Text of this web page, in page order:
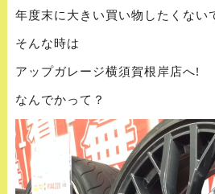
年度末に大きい買い物したくない
そんな時は
アップガレージ横須賀根岸店へ!
なんでかって？